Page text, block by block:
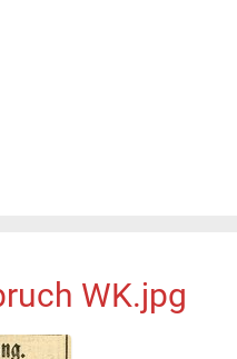
WK.jpg